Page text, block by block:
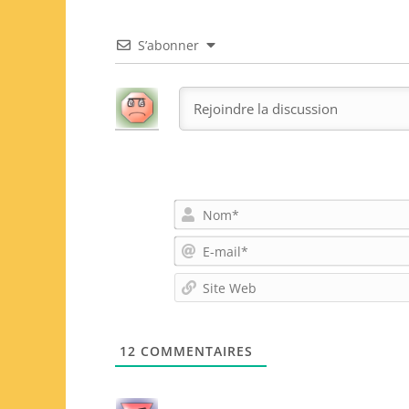
S’abonner
12 COMMENTAIRES